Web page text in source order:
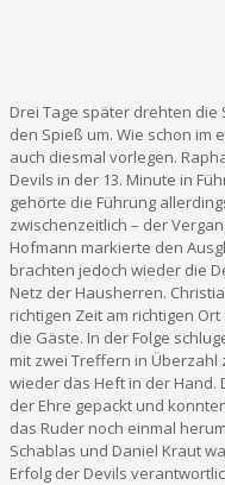
Drei Tage später drehten die
den Spieß um. Wie schon im
auch diesmal vorlegen.
Devils in der 13. Minute in
gehörte die Führung
zwischenzeitlich – der
Hofmann markierte den
brachten jedoch wieder die
Netz der Hausherren.
richtigen Zeit am richtigen
die Gäste. In der Folge
mit zwei Treffern in
wieder das Heft in der Hand.
der Ehre gepackt und
das Ruder noch einmal
Schablas und Daniel Kraut
Erfolg der Devils